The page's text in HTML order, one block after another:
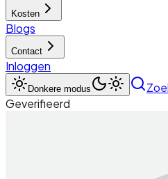
Kosten
Blogs
Contact
Inloggen
Donkere modus
Geverifieerd